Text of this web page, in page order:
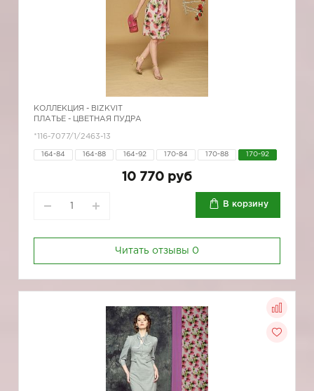
КОЛЛЕКЦИЯ - BIZKVIT
ПЛАТЬЕ - ЦВЕТНАЯ ПУДРА
*116-7077/1/2463-13
164-84 164-88 164-92 170-84 170-88 170-92
10 770 руб
В корзину
Читать отзывы 0